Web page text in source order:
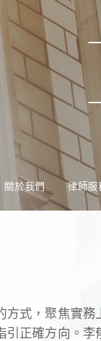
關於我們 律師服
方式，聚焦實
引正確方向。